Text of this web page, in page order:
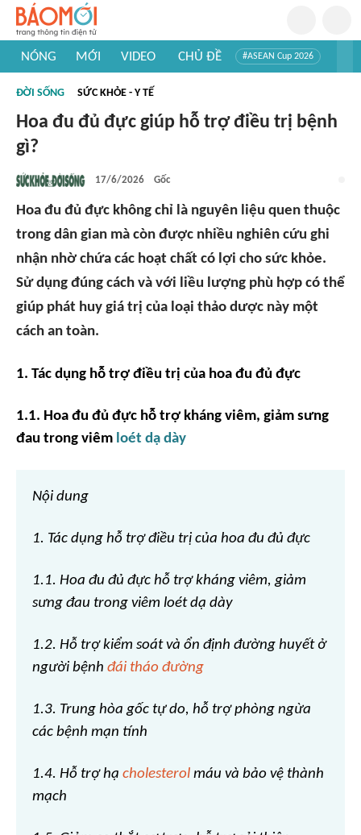
NÓNG MỚI VIDEO CHỦ ĐỀ #ASEAN Cup 2026
#Khám phá thế giới
ĐỜI SỐNG SỨC KHỎE - Y TẾ
Hoa đu đủ đực giúp hỗ trợ điều trị bệnh
gì?
17/6/2026 Gốc
Hoa đu đủ đực không chỉ là nguyên liệu quen thuộc
trong dân gian mà còn được nhiều nghiên cứu ghi
nhận nhờ chứa các hoạt chất có lợi cho sức khỏe.
Sử dụng đúng cách và với liều lượng phù hợp có thể
giúp phát huy giá trị của loại thảo dược này một
cách an toàn.
1. Tác dụng hỗ trợ điều trị của hoa đu đủ đực
1.1. Hoa đu đủ đực hỗ trợ kháng viêm, giảm sưng
đau trong viêm loét dạ dày
Nội dung
1. Tác dụng hỗ trợ điều trị của hoa đu đủ đực
1.1. Hoa đu đủ đực hỗ trợ kháng viêm, giảm
sưng đau trong viêm loét dạ dày
1.2. Hỗ trợ kiểm soát và ổn định đường huyết ở
người bệnh đái tháo đường
1.3. Trung hòa gốc tự do, hỗ trợ phòng ngừa
các bệnh mạn tính
1.4. Hỗ trợ hạ cholesterol máu và bảo vệ thành
mạch